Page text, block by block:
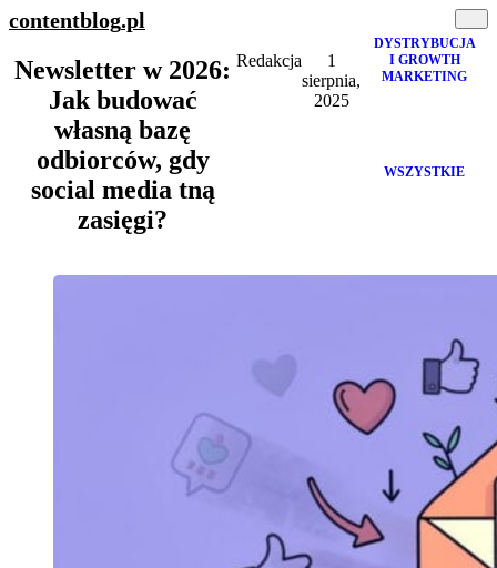
contentblog.pl
Newsletter w 2026:
Jak budować
własną bazę
odbiorców, gdy
social media tną
zasięgi?
Redakcja
1
sierpnia,
2025
DYSTRYBUCJA
I GROWTH
MARKETING
WSZYSTKIE